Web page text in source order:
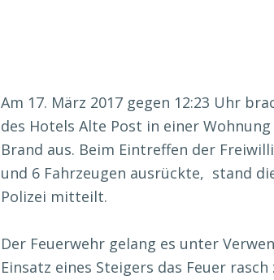
Am 17. März 2017 gegen 12:23 Uhr
des Hotels Alte Post in einer
Brand aus. Beim Eintreffen der
und 6 Fahrzeugen ausrückte, stand
Polizei mitteilt.
Der Feuerwehr gelang es unter
Einsatz eines Steigers das Feuer